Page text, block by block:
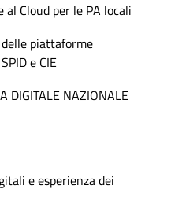
Cloud per le PA locali
piattaforme
e CIE
DIGITALE NAZIONALE
e esperienza dei